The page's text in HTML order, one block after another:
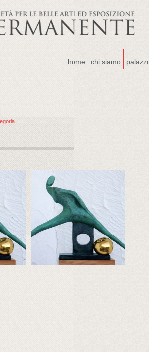
home chi siamo